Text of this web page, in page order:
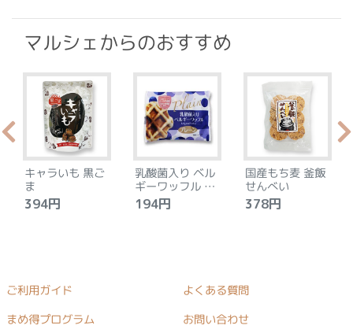
マルシェからのおすすめ
キャラいも 黒ご
ま
394円
乳酸菌入り ベル
ギーワッフル プ
レーン
194円
国産もち麦 釜飯
せんべい
378円
ご利用ガイド よくある質問
まめ得プログラム お問い合わせ